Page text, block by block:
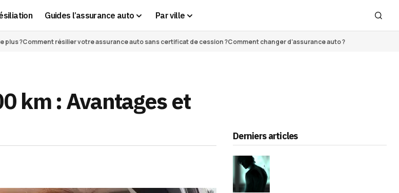
Guides l’assurance auto Par ville
plus ?Comment résilier votre assurance auto sans certificat de cession ?Comment changer d’assurance auto ?
km : Avantages et
Derniers articles